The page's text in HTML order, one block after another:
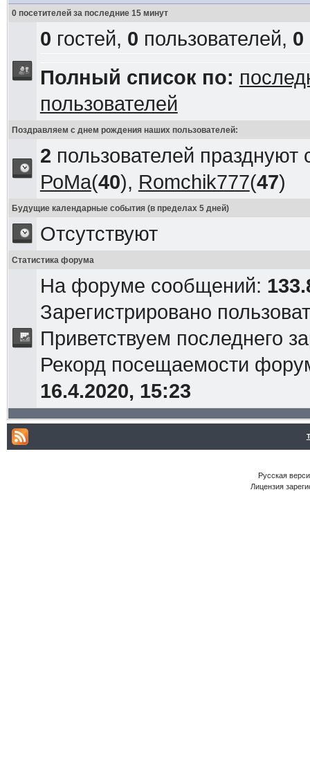
0 посетителей за последние 15 минут
0 гостей, 0 пользователей, 0
Полный список по:
пользователей
Поздравляем с днем рождения наших пользователей:
2 пользователей
РоМа(40), Romchik777(47)
Будущие календарные события (в пределах 5 дней)
Отсутствуют
Статистика форума
На форуме сообщений:
Зарегистрировано
Приветствуем последнего
Рекорд посещаемости
16.4.2020, 15:23
Русская
Лицензия